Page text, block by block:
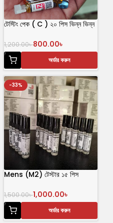
টেস্টিং পেক ( C ) ২০ পিস ভিন্ন ভিন্ন
1,200.00৳800.00৳
অর্ডার করুন
-33%
Mens (M2) টেস্টার ১৫ পিস
1,500.00৳1,000.00৳
অর্ডার করুন